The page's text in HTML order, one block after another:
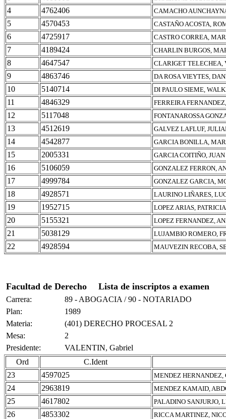
4 4762406 CAMACHO
5 4570453 CASTAÑO ACOSTA,
6 4725917 CASTRO CORREA,
7 4189424 CHARLIN BURGOS,
8 4647547 CLARIGET TELECHEA,
9 4863746 DA ROSA VIEYTES,
10 5140714 DI PAULO SIEME,
11 4846329 FERREIRA
12 5117048 FONTANAROSSA
13 4512619 GALVEZ LAFLUF,
14 4542877 GARCIA BONILLA,
15 2005331 GARCIA COITIÑO,
16 5106059 GONZALEZ FERRON,
17 4999784 GONZALEZ GARCIA,
18 4928571 LAURINO LIÑARES,
19 1952715 LOPEZ ARIAS,
20 5155321 LOPEZ FERNANDEZ,
21 5038129 LUJAMBIO ROMERO,
22 4928594 MAUVEZIN RECOBA,
Facultad de Derecho Lista de inscriptos a examen
Carrera:
89 - ABOGACIA / 90 - NOTARIADO
Plan:
1989
Materia:
(401) DERECHO PROCESAL 2
Mesa:
2
Presidente:
VALENTIN, Gabriel
Ord
C.Ident
23
4597025 MENDEZ
24 2963819 MENDEZ KAMAID,
25 4617802 PALADINO SANJURJO,
26 4853302 RICCA MARTINEZ,